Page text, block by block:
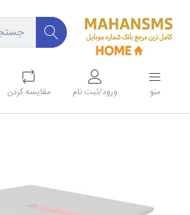
منو ورود/ثبت نام مقايسه كردن